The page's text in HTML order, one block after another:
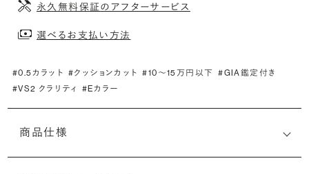
永久無料保証のアフターサービス
選べるお支払い方法
#0.5カラット #クッションカット #10〜15万円以下 #GIA鑑定付き
#VS2 クラリティ
#Eカラー
商品仕様